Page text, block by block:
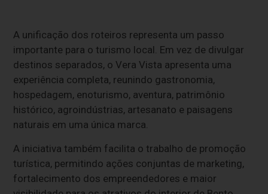
A unificação dos roteiros representa um passo
importante para o turismo local. Em vez de divulgar
destinos separados, o Vera Vista apresenta uma
experiência completa, reunindo gastronomia,
hospedagem, enoturismo, aventura, patrimônio
histórico, agroindústrias, artesanato e paisagens
naturais em uma única marca.
A iniciativa também facilita o trabalho de promoção
turística, permitindo ações conjuntas de marketing,
fortalecimento dos empreendedores e maior